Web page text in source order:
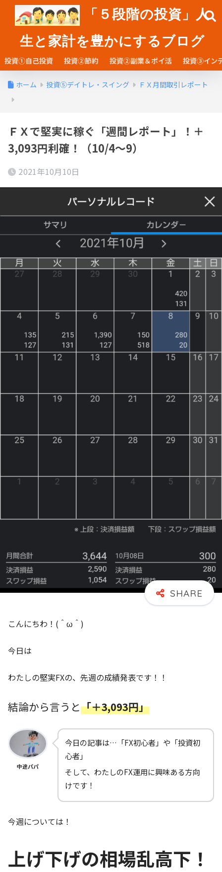
「５段階の投資」人
生と家計を豊かにするブログ
投資①自己投資 投資②節約 投資②副業＆ポイ活 投資③イン
ホーム 投資⑤デイトレ・スイング ＦＸ月間取引レポート
ＦＸで堅実に稼ぐ「週間レポート」！＋
3,093円利確！（10/4～9）
2021年10月10日
こんにちわ！(＾ω＾)
今日は
わたしの堅実FXの、先週の成績発表です！！
結論から言うと「＋3,093円」
中途パパ
今日の記事は…「FX初心者」や「投資初
心者」
そして、わたしのFX運用に興味ある方向
けです！
今週については！
上げ下げの相場乱高下！